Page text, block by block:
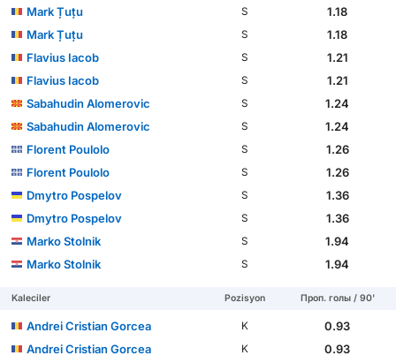
Mark Țuțu
S
1.18
Mark Țuțu
S
1.18
Flavius Iacob
S
1.21
Flavius Iacob
S
1.21
Sabahudin Alomeroviс
S
1.24
Sabahudin Alomeroviс
S
1.24
Florent Poulolo
S
1.26
Florent Poulolo
S
1.26
Dmytro Pospelov
S
1.36
Dmytro Pospelov
S
1.36
Marko Stolnik
S
1.94
Marko Stolnik
S 1.94
Kaleciler Pozisyon Проп. голы / 90'
Andrei Cristian Gorcea K
0.93
Andrei Cristian Gorcea
K
0.93